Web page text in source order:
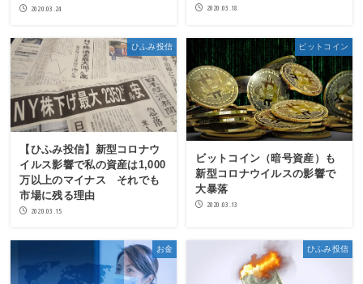
2020.03.24 2020.03.18
ひふみ投信
【ひふみ投信】新型コロナウ
イルス影響で私の資産は1,000
万以上のマイナス それでも
市場に残る理由
2020.03.15
ビットコイン
ビットコイン（暗号資産）も
新型コロナウイルスの影響で
大暴落
2020.03.13
お金 ひふみ投信